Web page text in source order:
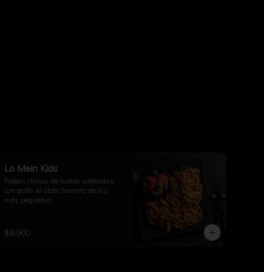
Lo Mein Kids
Fideos chinos de huevo salteados
con pollo, el plato favorito de los
más pequeños.
$8.900